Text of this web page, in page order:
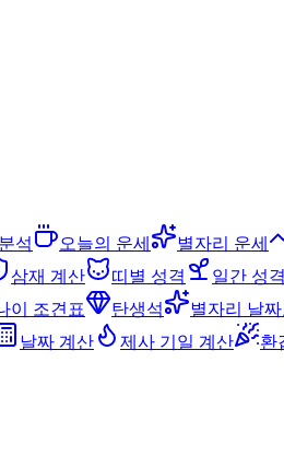
석 오늘의 운세 별자리 운세
삼재 계산 띠별 성격 일간 성격
이 조견표 탄생석 별자리 날짜
날짜 계산 제사 기일 계산 환